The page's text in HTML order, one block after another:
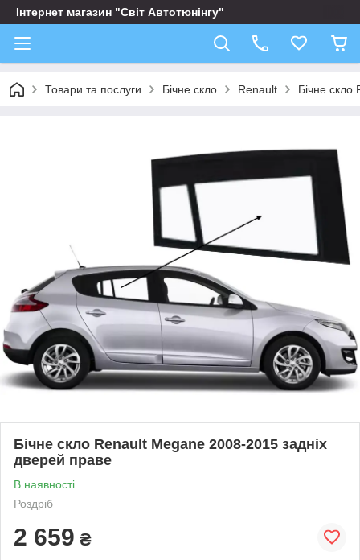
Інтернет магазин "Світ Автотюнінгу"
Товари та послуги Бічне скло Renault Бічне
Бічне скло Renault Megane 2008-2015 задніх
дверей праве
В наявності
Роздріб
2 659 ₴